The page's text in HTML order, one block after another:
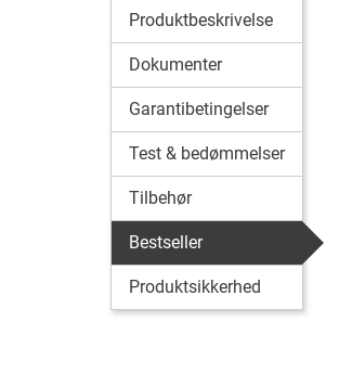
Produktbeskrivelse
Dokumenter
Garantibetingelser
Test & bedømmelser
Tilbehør
Bestseller
Produktsikkerhed